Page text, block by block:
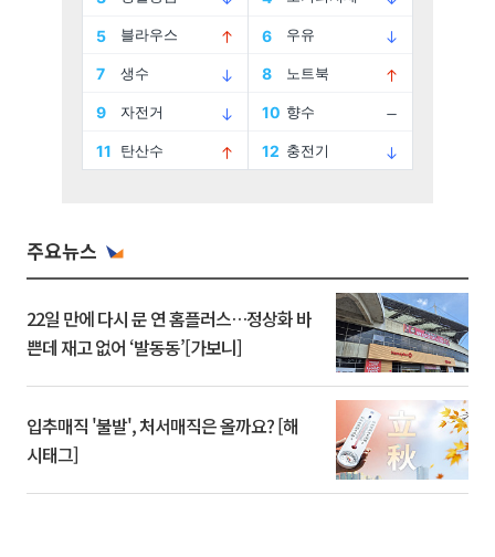
주요뉴스
22일 만에 다시 문 연 홈플러스…정상화 바
쁜데 재고 없어 ‘발동동’[가보니]
입추매직 '불발', 처서매직은 올까요? [해
시태그]